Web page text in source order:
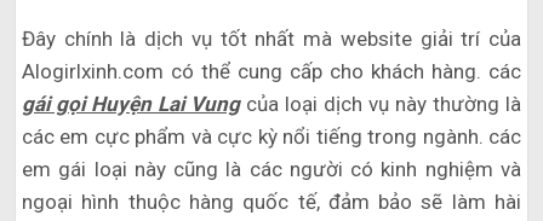
Đây chính là dịch vụ tốt nhất mà website giải trí của
Alogirlxinh.com có thể cung cấp cho khách hàng. các
gái gọi Huyện Lai Vungcủa loại dịch vụ này thường là
các em cực phẩm và cực kỳ nổi tiếng trong ngành. các
em gái loại này cũng là các người có kinh nghiệm và
ngoại hình thuộc hàng quốc tế, đảm bảo sẽ làm hài